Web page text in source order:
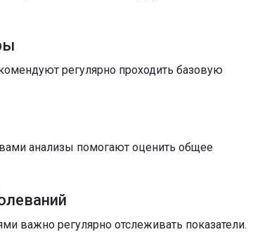
регулярно проходить базовую
анализы помогают оценить общее
важно регулярно отслеживать показатели.